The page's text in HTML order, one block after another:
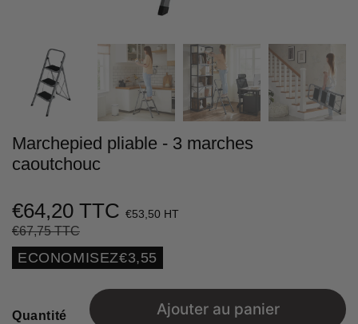
Marchepied pliable - 3 marches
caoutchouc
€64,20 TTC €53,50 HT
€67,75 TTC
régulier
réduit
Unit
price
ECONOMISEZ€3,55
Quantité Ajouter au panier